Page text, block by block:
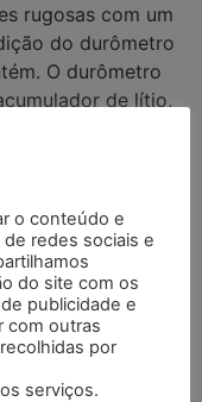
rugosas com um
do durômetro
O durômetro
de lítio,
de
WiFi (disponivel
o conteúdo e
redes sociais e
do site com os
publicidade e
com outras
por
serviços.